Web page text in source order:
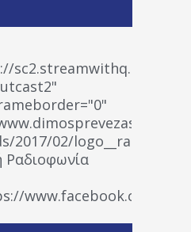
wp-
2017/02/
www.facebook.com/